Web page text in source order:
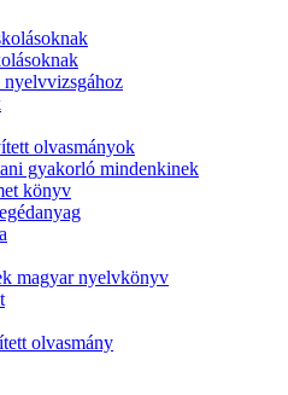
nyelvvizsgához
olvasmányok
gyakorló mindenkinek
könyv
magyar nyelvkönyv
olvasmány